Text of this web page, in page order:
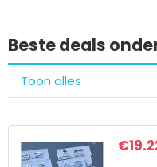
Beste deals
Toon alles
€